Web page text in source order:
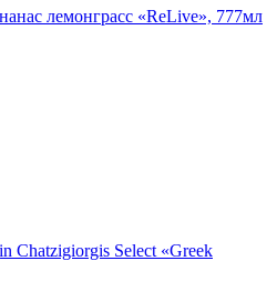
лемонграсс «ReLive», 777мл
Chatzigiorgis Select «Greek